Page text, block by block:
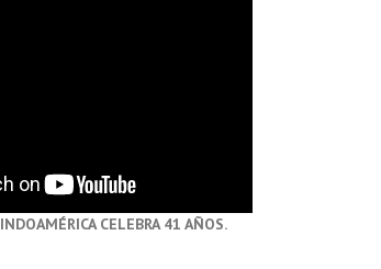
INDOAMÉRICA CELEBRA 41 AÑOS.